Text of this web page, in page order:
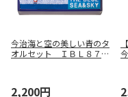
今治海と空の美しい青のタ
オルセット ＩＢＬ８７２
2,200円